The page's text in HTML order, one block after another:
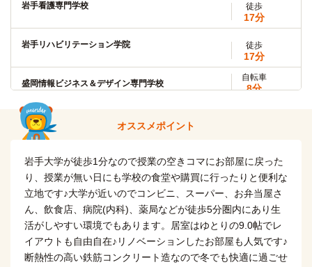
岩手看護専門学校 徒歩
17分
岩手リハビリテーション学院 徒歩
17分
盛岡情報ビジネス＆デザイン専門学校
自転車
8分
盛岡公務員法律専門学校
盛岡医療大学校
自転車
10分
(約2.3km)
盛岡医療福祉スポーツ専門学校
自転車
11分
(約2.6km)
上野法律ビジネス専門学校 その他
17分
オススメポイント
岩手大学が徒歩1分なので授業の空きコマにお部屋に戻った
り、授業が無い日にも学校の食堂や購買に行ったりと便利な
立地です♪大学が近いのでコンビニ、スーパー、お弁当屋さ
ん、飲食店、病院(内科)、薬局などが徒歩5分圏内にあり生
活がしやすい環境でもあります。居室はゆとりの9.0帖でレ
イアウトも自由自在♪リノベーションしたお部屋も人気です♪
断熱性の高い鉄筋コンクリート造なので冬でも快適に過ごせ